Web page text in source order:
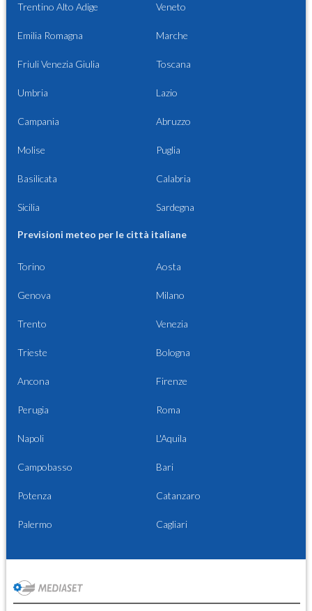
Trentino Alto Adige Veneto
Emilia Romagna Marche
Friuli Venezia Giulia Toscana
Umbria Lazio
Campania Abruzzo
Molise Puglia
Basilicata Calabria
Sicilia Sardegna
Previsioni meteo per le città italiane
Torino Aosta
Genova Milano
Trento Venezia
Trieste Bologna
Ancona Firenze
Perugia Roma
Napoli L'Aquila
Campobasso Bari
Potenza Catanzaro
Palermo Cagliari